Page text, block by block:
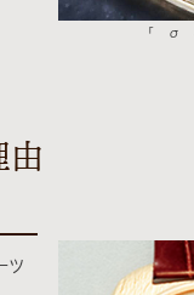
「 σ
由
ツ